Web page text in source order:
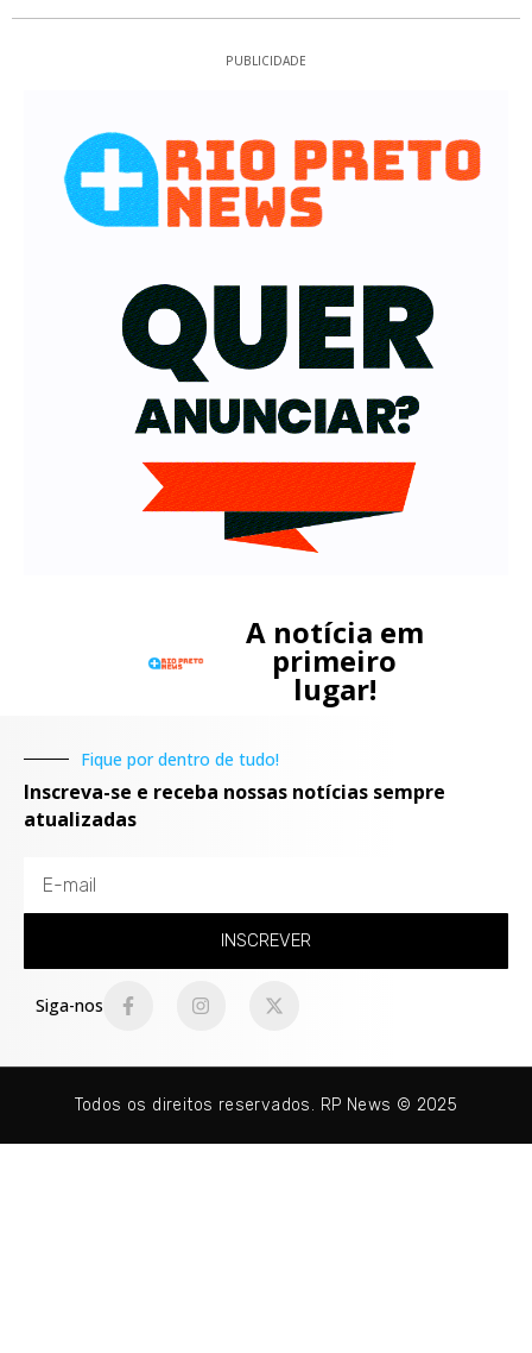
PUBLICIDADE
A notícia em
primeiro
lugar!
Fique por dentro de tudo!
Inscreva-se e receba nossas notícias sempre
atualizadas
INSCREVER
Siga-nos
Todos os direitos reservados. RP News © 2025